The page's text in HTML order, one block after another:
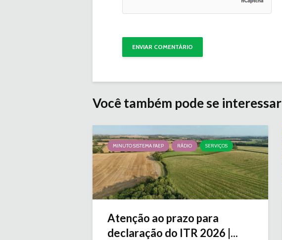
Você também pode se interessar
MINUTO SISTEMA FAEP RÁDIO SERVIÇOS
Atenção ao prazo para
declaração do ITR 2026 |...